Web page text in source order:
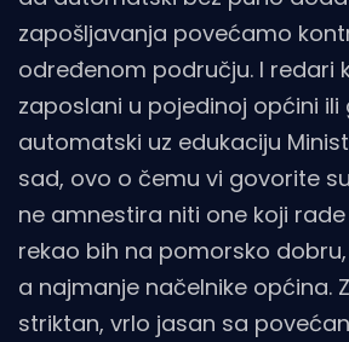
zapošljavanja povećamo
određenom području. I redari
zaposlani u pojedinoj općini ili
automatski uz edukaciju
sad, ovo o čemu vi govorite
ne amnestira niti one koji
rekao bih na pomorsko
a najmanje načelnike općina.
striktan, vrlo jasan sa